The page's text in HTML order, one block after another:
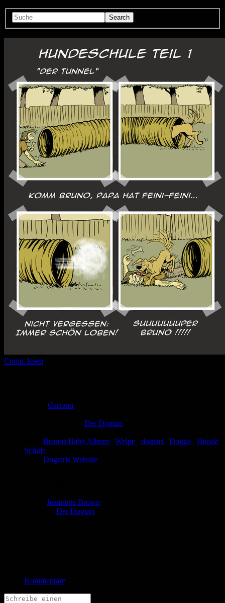
Comic lesen
Cartoon
Der Dogtari
Brunos Baby Album Welpe dogtari Dogge
Hunde
Schule
Dogtaris Website
Jeannette Brown
Der Dogtari
Kommentare